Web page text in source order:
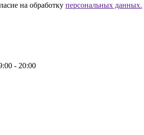
на обработку персональных данных.
- 20:00